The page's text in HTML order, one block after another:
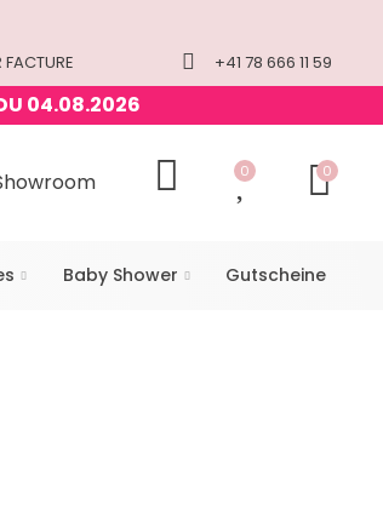
+41 78 666 11 59
DU 04.08.2026
0 0
Baby Shower Gutscheine